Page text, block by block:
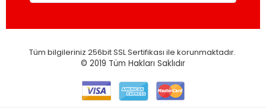
Tüm bilgileriniz 256bit SSL Sertifikası ile korunmaktadır.
© 2019 Tüm Hakları Saklıdır